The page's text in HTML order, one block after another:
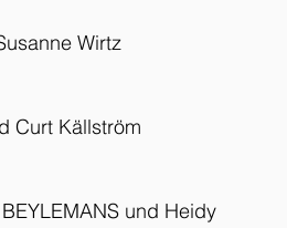
Wirtz
Curt Källström
und Heidy